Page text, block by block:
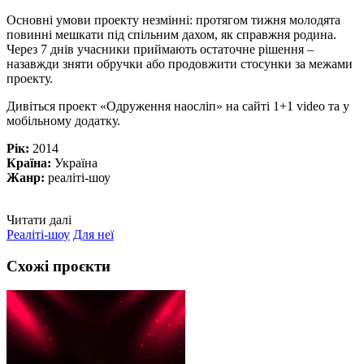
Основні умови проекту незмінні: протягом тижня молодята
повинні мешкати під спільним дахом, як справжня родина.
Через 7 днів учасники приймають остаточне рішення –
назавжди зняти обручки або продовжити стосунки за межами
проекту.
Дивіться проект «Одруження наосліп» на сайті 1+1 video та у
мобільному додатку.
Рік: 2014
Країна: Україна
Жанр: реаліті-шоу
Читати далі
Реаліті-шоу Для неї
Схожі проєкти